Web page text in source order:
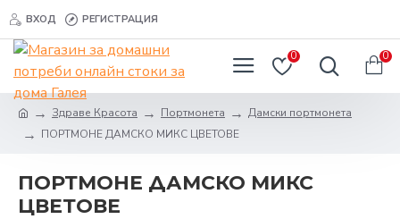
ВХОД РЕГИСТРАЦИЯ
0 0
Здраве Красота Портмонета
Дамски портмонета
ПОРТМОНЕ ДАМСКО МИКС ЦВЕТОВЕ
ПОРТМОНЕ ДАМСКО МИКС
ЦВЕТОВЕ